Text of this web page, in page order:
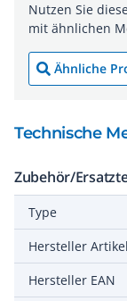
Nutzen Sie
mit ähnlichen
Ähnliche
Technische
Zubehör/
Type
Hersteller
Hersteller EAN